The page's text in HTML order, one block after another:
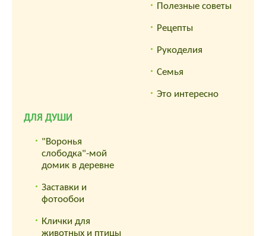
Полезные советы
Рецепты
Рукоделия
Семья
Это интересно
ДЛЯ ДУШИ
"Воронья
слободка"-мой
домик в деревне
Заставки и
фотообои
Клички для
животных и птицы